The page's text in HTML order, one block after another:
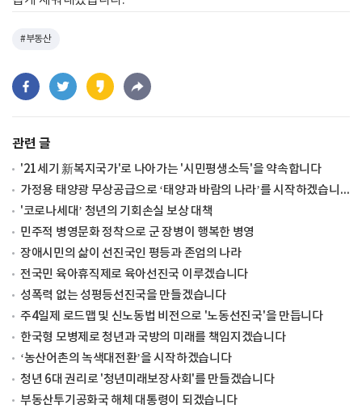
#부동산
관련 글
'21세기 新복지국가'로 나아가는 '시민평생소득'을 약속합니다
가정용 태양광 무상공급으로 ‘태양과 바람의 나라’를 시작하겠습니다
'코로나세대’ 청년의 기회손실 보상 대책
민주적 병영문화 정착으로 군 장병이 행복한 병영
장애시민의 삶이 선진국인 평등과 존엄의 나라
전국민 육아휴직제로 육아선진국 이루겠습니다
성폭력 없는 성평등선진국을 만들겠습니다
주4일제 로드맵 및 신노동법 비전으로 '노동선진국'을 만듭니다
한국형 모병제로 청년과 국방의 미래를 책임지겠습니다
‘농산어촌의 녹색대전환’을 시작하겠습니다
청년 6대 권리로 '청년미래보장사회'를 만들겠습니다
부동산투기공화국 해체 대통령이 되겠습니다